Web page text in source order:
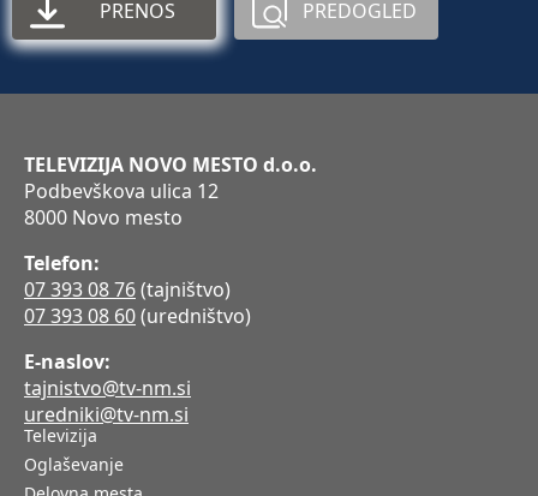
PRENOS PREDOGLED
TELEVIZIJA NOVO MESTO d.o.o.
Podbevškova ulica 12
8000 Novo mesto
Telefon:
07 393 08 76(tajništvo)
07 393 08 60(uredništvo)
E-naslov:
tajnistvo@tv-nm.si
uredniki@tv-nm.si
Televizija
Oglaševanje